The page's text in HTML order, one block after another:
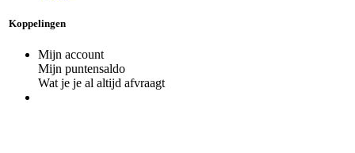
Koppelingen
Mijn account
Mijn puntensaldo
Wat je je al altijd afvraagt